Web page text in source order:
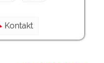
Kontakt